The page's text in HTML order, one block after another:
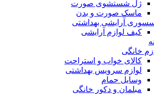
ژل شستشوی صورت
ماسک صورت و بدن
آرایشی بهداشتی
کیف لوازم آرایشی
خانگی
کالای خواب و استراحت
لوازم سرویس بهداشتی
وسایل حمام
مبلمان و دکور خانگی